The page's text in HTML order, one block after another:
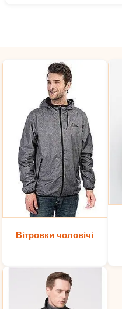
Вітровки чоловічі